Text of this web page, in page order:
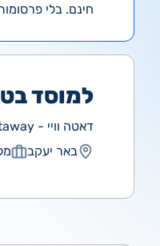
חינם. בלי
למוסד
דאטה וויי - Dataway
באר יעקב